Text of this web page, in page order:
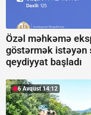
Özəl məhkəmə
göstərmək istəyən
qeydiyyat başladı
6 Avqust 14:12